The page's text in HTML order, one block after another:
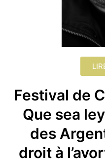
Festival de
Que sea
des
droit à